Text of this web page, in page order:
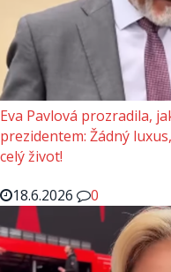
Eva Pavlová prozradila,
prezidentem: Žádný
celý život!
18.6.2026
0